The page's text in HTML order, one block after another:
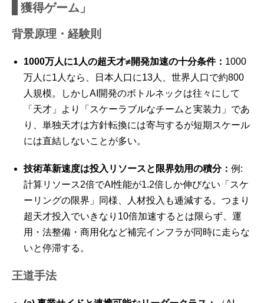
獲得ゲーム」
背景原理・経験則
1000万人に1人の超天才≠開発加速の十分条件： 1000
万人に1人なら、日本人口に13人、世界人口で約800
人規模。しかしAI開発のボトルネックは往々にして
「天才」より「スケーラブルなチームと実装力」であ
り、単独天才は方針転換には寄与するが短期スケール
には直結しないことが多い。
技術革新速度は投入リソースと限界効用の積分： 例:
計算リソース2倍でAI性能が1.2倍しか伸びない「スケ
ーリングの限界」同様、人材投入も逓減する。つまり
超天才投入でいきなり10倍加速するとは限らず、運
用・法整備・商用化など補完インフラが同時に走らな
いと停滞する。
王道手法